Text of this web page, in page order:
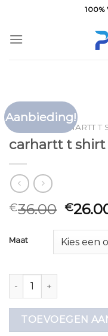
inhoud
100%
Aanbieding!
HOME CARHARTT
carhartt t shirt
€36.00 €
Maat
carhartt t shirt heren
TOEVOEGEN